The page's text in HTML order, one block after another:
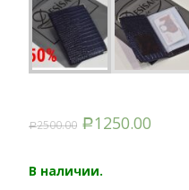
Р2500.00 Р1250.00
В наличии.